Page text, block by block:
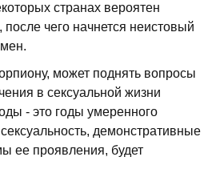
странах вероятен
после чего начнется неистовый
может поднять вопросы
в сексуальной жизни
- это годы умеренного
демонстративные
ее проявления, будет